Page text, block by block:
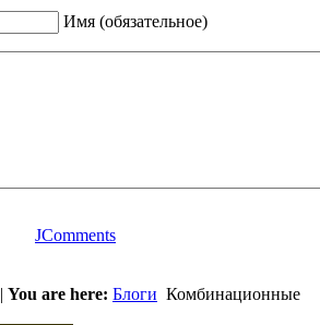
Имя (обязательное)
JComments
| You are here: Блоги Комбинационные